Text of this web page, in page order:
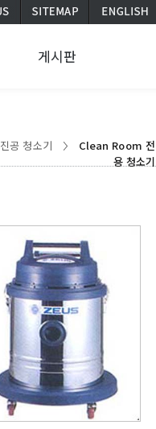
진공 청소기
Clean Room 전
용 청소기
게시판